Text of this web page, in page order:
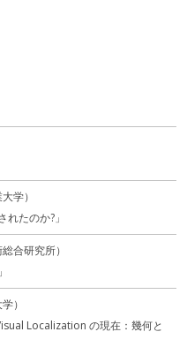
学）
れたのか?」
合研究所）
）
Localization の現在：幾何と